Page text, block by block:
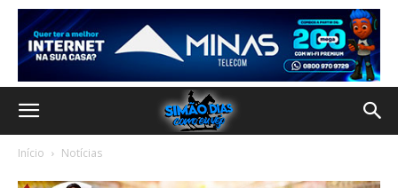
Início Notícias